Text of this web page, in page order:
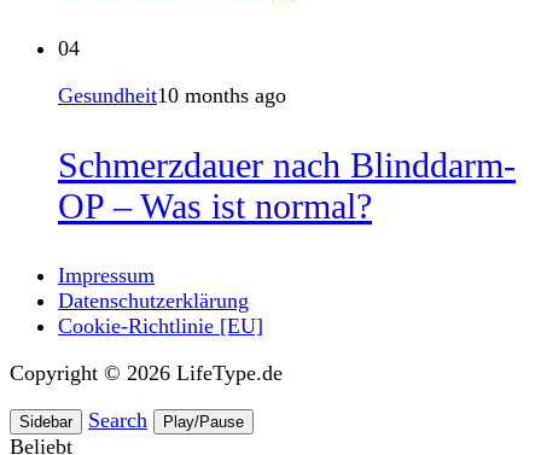
04
Gesundheit10 months ago
Schmerzdauer nach Blinddarm-
OP – Was ist normal?
Impressum
Datenschutzerklärung
Cookie-Richtlinie [EU]
Copyright © 2026 LifeType.de
Sidebar Search Play/Pause
Beliebt